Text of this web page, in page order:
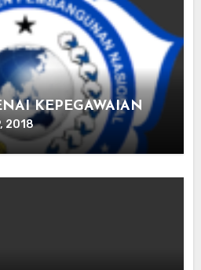
KEPEGAWAIAN
2018